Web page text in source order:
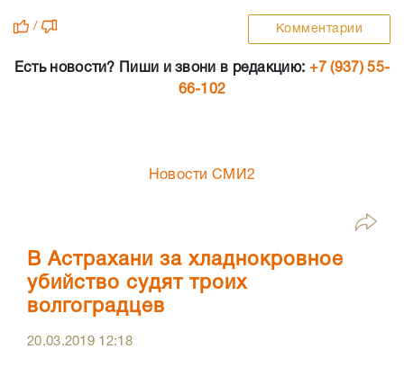
/ Комментарии
Есть новости? Пиши и звони в редакцию: +7 (937) 55-
66-102
Новости СМИ2
В Астрахани за хладнокровное
убийство судят троих
волгоградцев
20.03.2019 12:18